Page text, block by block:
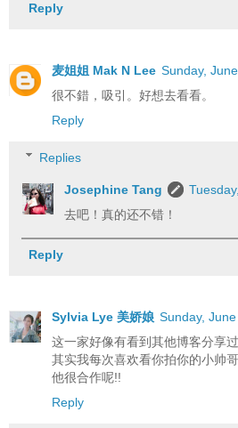
Reply
麦姐姐 Mak N Lee Sunday,
很不錯，吸引。好想去看看。
Reply
Replies
Josephine Tang
去吧！真的还不错！
Reply
Sylvia Lye 美娇娘 Sunday,
这一家好像有看到其他博客分享
其实我每次喜欢看你拍你的小帅
他很合作呢!!
Reply